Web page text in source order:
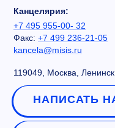
Канцелярия:
+7 495 955-00- 32
Факс: +7 499 236-21-05
kancela@misis.ru
119049, Москва,
НАПИСАТЬ